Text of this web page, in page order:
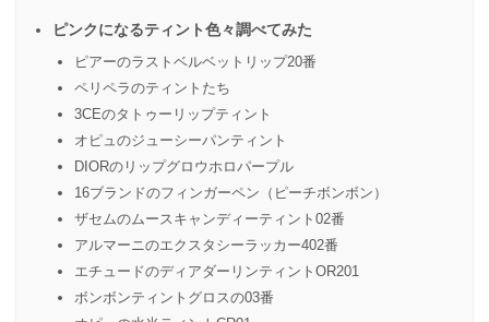
ピンクになるティント色々調べてみた
ピアーのラストベルベットリップ20番
ペリペラのティントたち
3CEのタトゥーリップティント
オピュのジューシーパンティント
DIORのリップグロウホロパープル
16ブランドのフィンガーペン（ピーチボンボン）
ザセムのムースキャンディーティント02番
アルマーニのエクスタシーラッカー402番
エチュードのディアダーリンティントOR201
ボンボンティントグロスの03番